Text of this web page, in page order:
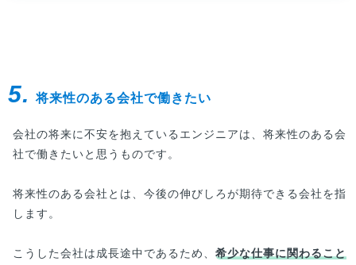
5. 将来性のある会社で働きたい
会社の将来に不安を抱えているエンジニアは、将来性のある会
社で働きたいと思うものです。
将来性のある会社とは、今後の伸びしろが期待できる会社を指
します。
こうした会社は成長途中であるため、 希少な仕事に関わること